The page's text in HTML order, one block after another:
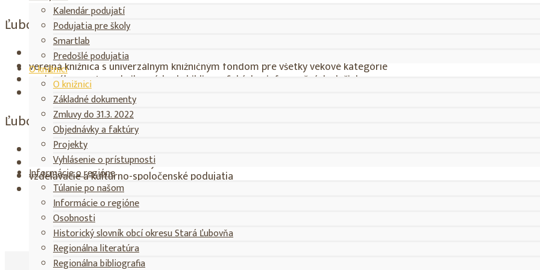
Kalendár podujatí
Podujatia pre školy
Smartlab
Predošlé podujatia
O knižnici
O knižnici
Základné dokumenty
Zmluvy do 31.3. 2022
Objednávky a faktúry
Projekty
Vyhlásenie o prístupnosti
Informácie o regióne
Túlanie po našom
Informácie o regióne
Osobnosti
Historický slovník obcí okresu Stará Ľubovňa
Regionálna literatúra
Regionálna bibliografia
Ľubovnianska knižnica je:
príspevková organizácia Prešovského samosprávneho kraja
verejná knižnica s univerzálnym knižničným fondom pre všetky vekové kategórie
regionálne centrum knihovníckych, bibliografických a informačných služieb
metodické centrum pre sieť obecných knižníc okresu Stará Ľubovňa
Ľubovnianska knižnica ponúka:
výpožičné služby
knižnično-informačné služby
vzdelávacie a kultúrno-spoločenské podujatia
priestor na stretávanie komunít